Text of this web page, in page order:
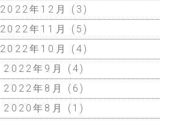
2022年12月
(3)
2022年11月
(5)
2022年10月
(4)
2022年9月
(4)
2022年8月
(6)
2020年8月
(1)